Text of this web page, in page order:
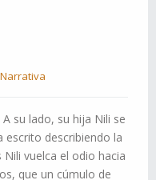
Narrativa
su lado, su hija Nili se
escrito describiendo la
vuelca el odio hacia
que un cúmulo de